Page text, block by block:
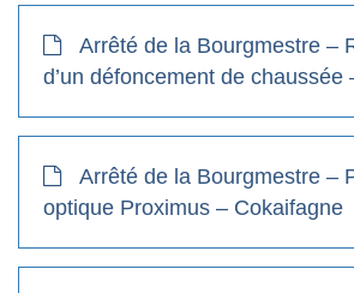
Arrêté de la Bourgmestre –
d’un défoncement de chaussée
Arrêté de la Bourgmestre –
optique Proximus – Cokaifagne